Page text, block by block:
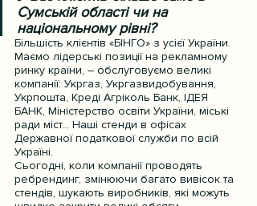
Сумській області чи на
національному рівні?
Більшість клієнтів «БІНГО» з усієї України.
Маємо лідерські позиції на рекламному
ринку країни, – обслуговуємо великі
компанії: Укргаз, Укргазвидобування,
Укрпошта, Креді Агріколь Банк, ІДЕЯ
БАНК, Міністерство освіти України, міські
ради міст… Наші стенди в офісах
Державної податкової служби по всій
Україні.
Сьогодні, коли компанії проводять
ребрендинг, змінюючи багато вивісок та
стендів, шукають виробників, які можуть